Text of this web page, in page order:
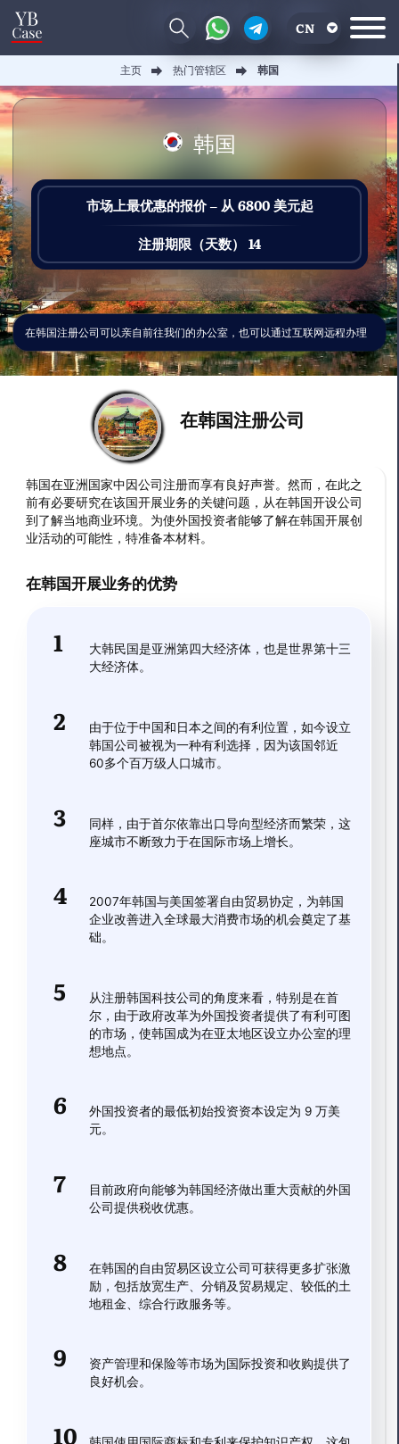
CN
RU
主页 热门管辖区 韩国
韩国
市场上最优惠的报价 – 从 6800 美元起
注册期限（天数） 14
在韩国注册公司可以亲自前往我们的办公室，也可以通过互联网远程办理
在韩国注册公司
韩国在亚洲国家中因公司注册而享有良好声誉。然而，在此之
前有必要研究在该国开展业务的关键问题，从在韩国开设公司
到了解当地商业环境。为使外国投资者能够了解在韩国开展创
业活动的可能性，特准备本材料。
在韩国开展业务的优势
大韩民国是亚洲第四大经济体，也是世界第十三
大经济体。
由于位于中国和日本之间的有利位置，如今设立
韩国公司被视为一种有利选择，因为该国邻近
60多个百万级人口城市。
同样，由于首尔依靠出口导向型经济而繁荣，这
座城市不断致力于在国际市场上增长。
2007年韩国与美国签署自由贸易协定，为韩国
企业改善进入全球最大消费市场的机会奠定了基
础。
从注册韩国科技公司的角度来看，特别是在首
尔，由于政府改革为外国投资者提供了有利可图
的市场，使韩国成为在亚太地区设立办公室的理
想地点。
外国投资者的最低初始投资资本设定为 9 万美
元。
目前政府向能够为韩国经济做出重大贡献的外国
公司提供税收优惠。
在韩国的自由贸易区设立公司可获得更多扩张激
励，包括放宽生产、分销及贸易规定、较低的土
地租金、综合行政服务等。
资产管理和保险等市场为国际投资和收购提供了
良好机会。